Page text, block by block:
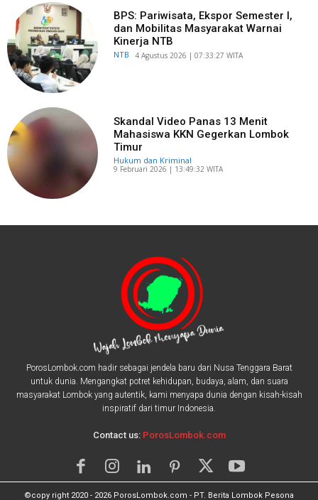
BPS: Pariwisata, Ekspor Semester I,
dan Mobilitas Masyarakat Warnai
Kinerja NTB
NTB ​4 Agustus 2026 | 07:33:27 WITA
Skandal Video Panas 13 Menit
Mahasiswa KKN Gegerkan Lombok
Timur
Hukum dan Kriminal
​9 Februari 2026 | 13:49:32 WITA
PorosLombok.com hadir sebagai jendela baru dari Nusa Tenggara Barat
untuk dunia. Mengangkat potret kehidupan, budaya, alam, dan suara
masyarakat Lombok yang autentik, kami menyapa dunia dengan kisah-kisah
inspiratif dari timur Indonesia.
Contact us: PorosLombok.com
©copy right 2020 - 2026 PorosLombok.com - PT. Berita Lombok Pesona